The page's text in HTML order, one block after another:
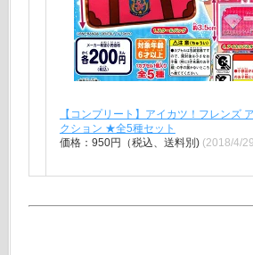
【コンプリート】アイカツ！フレンズ
クション ★全5種セット
価格：950円（税込、送料別) (2018/4/